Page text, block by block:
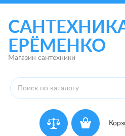
ЕРЁМЕНКО
Магазин сантехники